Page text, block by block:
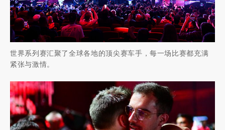
世界系列赛汇聚了全球各地的顶尖赛车手，每一场比赛都充满
紧张与激情。